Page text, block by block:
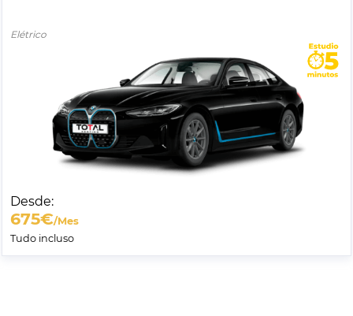
Elétrico
Desde:
675€/Mes
Tudo incluso